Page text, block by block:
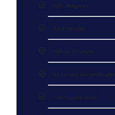
1000 Imágenes
500 Productos
Pedidos Ilimitados
Sin campos personalizados
1 GB Espacio Disco